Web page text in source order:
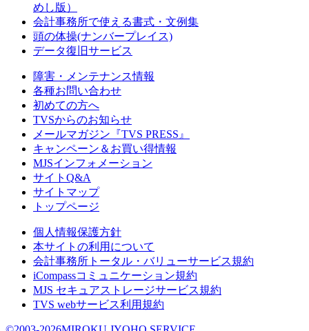
めし版）
会計事務所で使える書式・文例集
頭の体操(ナンバープレイス)
データ復旧サービス
障害・メンテナンス情報
各種お問い合わせ
初めての方へ
TVSからのお知らせ
メールマガジン『TVS PRESS』
キャンペーン＆お買い得情報
MJSインフォメーション
サイトQ&A
サイトマップ
トップページ
個人情報保護方針
本サイトの利用について
会計事務所トータル・バリューサービス規約
iCompassコミュニケーション規約
MJS セキュアストレージサービス規約
TVS webサービス利用規約